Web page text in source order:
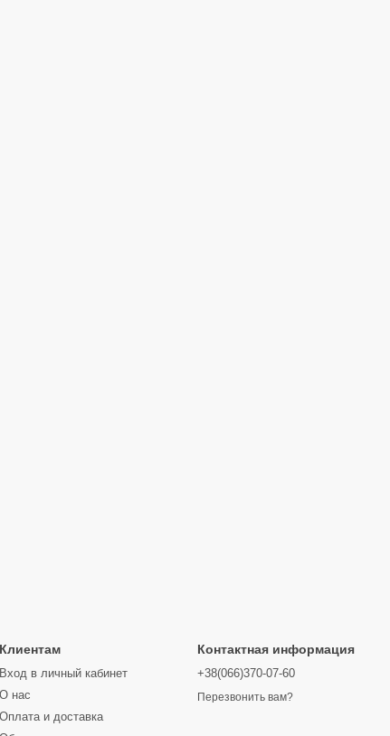
Клиентам
Вход в личный кабинет
О нас
Оплата и доставка
Контактная информация
+38(066)370-07-60
Перезвонить вам?